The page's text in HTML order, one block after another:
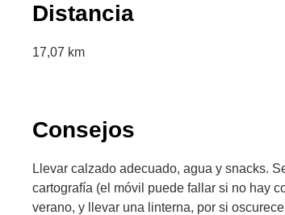
Distancia
17,07 km
Consejos
Llevar calzado adecuado, agua y snacks.
cartografía (el móvil puede fallar si no hay
verano, y llevar una linterna, por si